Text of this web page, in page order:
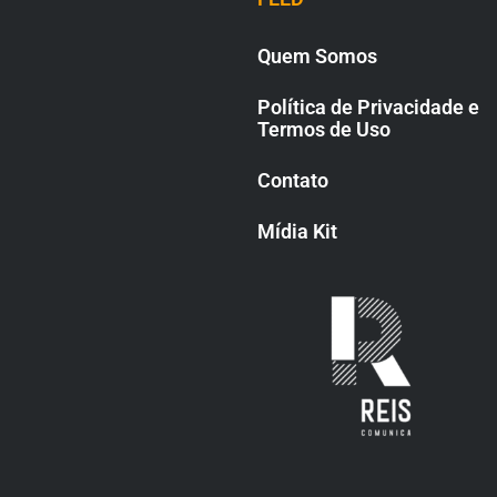
Quem Somos
Política de Privacidade e
Termos de Uso
Contato
Mídia Kit